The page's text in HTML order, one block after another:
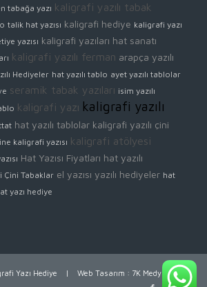
tabağa yazı kaligrafi yazılı tabak
talik hat yazısı kaligrafi hediye kaligrafi yazı
yazısı kaligrafi yazıları hat sanatı
kaligrafi yazılı ferman arapça yazılı
Hediyeler hat yazılı tablo ayet yazılı tablolar
seramik tabak yazıları isim yazılı
kaligrafi yazı kaligrafi yazılı
hat yazılı tablolar kaligrafi yazılı çini
kaligrafi yazısı kaligrafi atölyesi
Hat Yazısı Fiyatları hat yazılı
Çini Tabaklar el yazısı yazılı hediyeler hat
yazı hediye
Yazı Hediye | Web Tasarım : 7K Medya